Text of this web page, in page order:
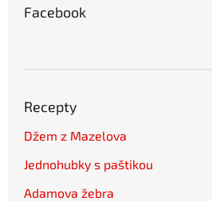
Facebook
Recepty
Džem z Mazelova
Jednohubky s paštikou
Adamova žebra